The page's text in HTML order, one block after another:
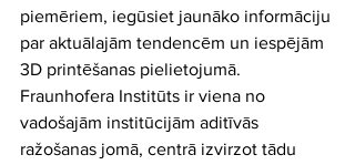
piemēriem, iegūsiet jaunāko informāciju
par aktuālajām tendencēm un iespējām
3D printēšanas pielietojumā.
Fraunhofera Institūts ir viena no
vadošajām institūcijām aditīvās
ražošanas jomā, centrā izvirzot tādu